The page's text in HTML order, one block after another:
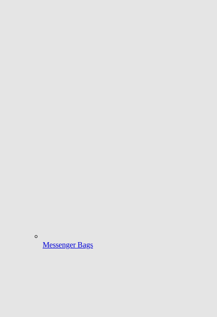
Messenger Bags